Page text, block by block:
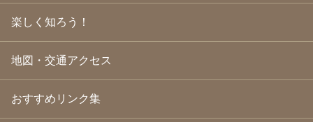
2009年2月(19)
2009年1月(25)
2008年10月
(31)
2008年9月(24)
2008年8月(24)
楽しく知ろう！
地図・交通アクセス
おすすめリンク集